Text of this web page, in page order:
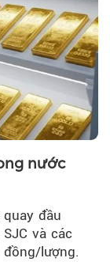
nước
đầu
và các
lượng.